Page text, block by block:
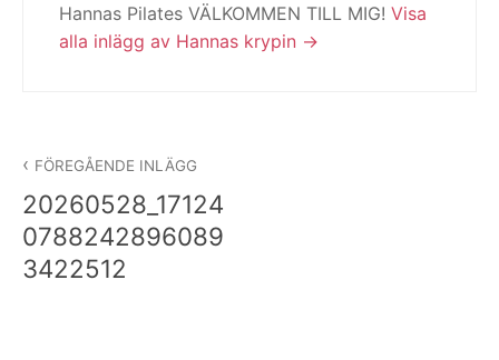
Hannas Pilates VÄLKOMMEN TILL MIG! Visa
alla inlägg av Hannas krypin
FÖREGÅENDE INLÄGG
20260528_17124
0788242896089
3422512